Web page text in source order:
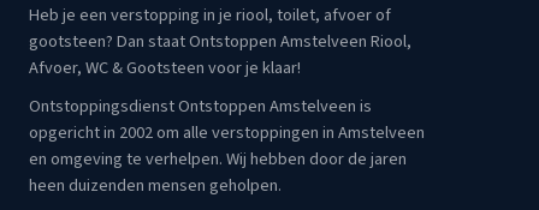
Heb je een verstopping in je riool, toilet, afvoer of
gootsteen? Dan staat Ontstoppen Amstelveen Riool,
Afvoer, WC & Gootsteen voor je klaar!
Ontstoppingsdienst Ontstoppen Amstelveen is
opgericht in 2002 om alle verstoppingen in Amstelveen
en omgeving te verhelpen. Wij hebben door de jaren
heen duizenden mensen geholpen.